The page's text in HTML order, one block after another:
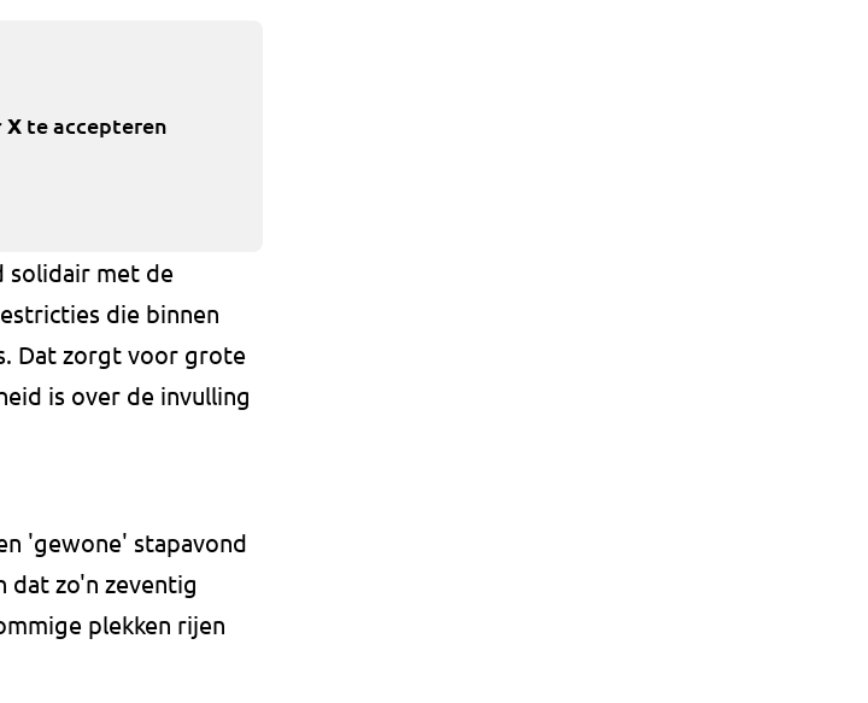
Xte accepteren
solidair met de
die binnen
Dat zorgt voor grote
is over de invulling
'gewone' stapavond
dat zo'n zeventig
plekken rijen